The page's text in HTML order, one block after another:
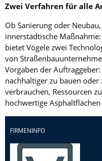
Zwei Verfahren für alle
Ob Sanierung oder
innerstädtische
bietet Vögele zwei
von
Vorgaben der
nachhaltiger zu bauen
verbrauchen, Ressourcen
hochwertige
FIRMENINFO